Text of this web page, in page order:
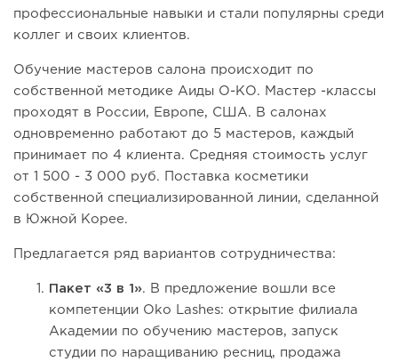
профессиональные навыки и стали популярны среди
коллег и своих клиентов.
Обучение мастеров салона происходит по
собственной методике Аиды О-КО. Мастер -классы
проходят в России, Европе, США. В салонах
одновременно работают до 5 мастеров, каждый
принимает по 4 клиента. Средняя стоимость услуг
от 1 500 - 3 000 руб. Поставка косметики
собственной специализированной линии, сделанной
в Южной Корее.
Предлагается ряд вариантов сотрудничества:
Пакет «3 в 1». В предложение вошли все
компетенции Oko Lashes: открытие филиала
Академии по обучению мастеров, запуск
студии по наращиванию ресниц, продажа